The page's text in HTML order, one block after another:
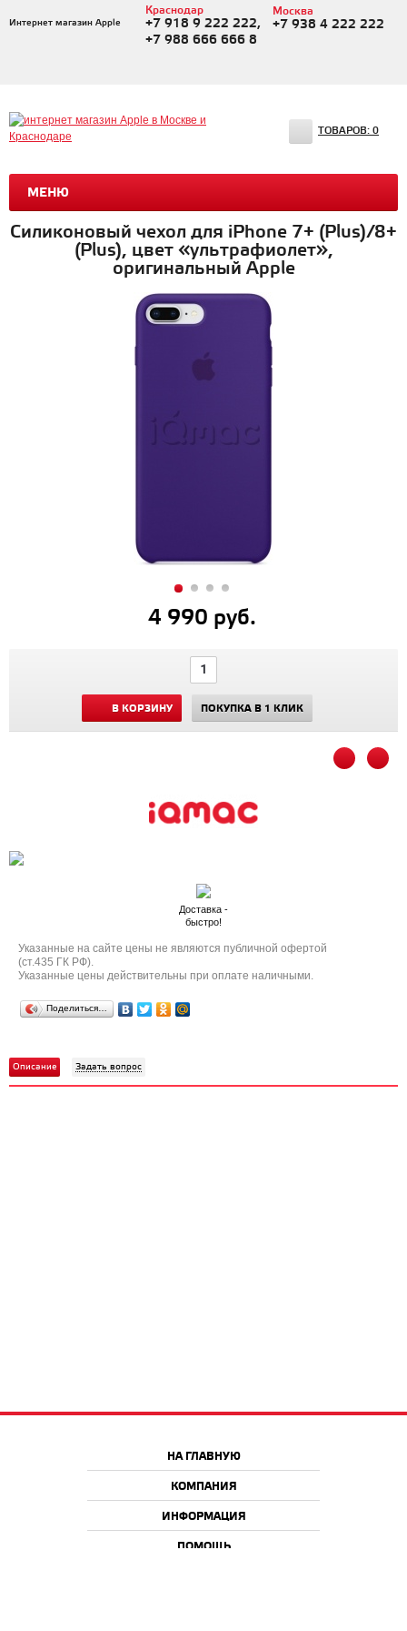
Интернет магазин Apple
Краснодар
+7 918 9 222 222,
+7 988 666 666 8
Москва
+7 938 4 222 222
МЕНЮ
ТОВАРОВ: 0
Силиконовый чехол для iPhone 7+ (Plus)/8+
(Plus), цвет «ультрафиолет»,
оригинальный Apple
4 990 руб.
В КОРЗИНУ ПОКУПКА В 1 КЛИК
Доставка -
быстро!
Указанные на сайте цены не являются публичной офертой
(ст.435 ГК РФ).
Указанные цены действительны при оплате наличными.
Поделиться…
Описание Задать вопрос
НА ГЛАВНУЮ
КОМПАНИЯ
ИНФОРМАЦИЯ
ПОМОЩЬ